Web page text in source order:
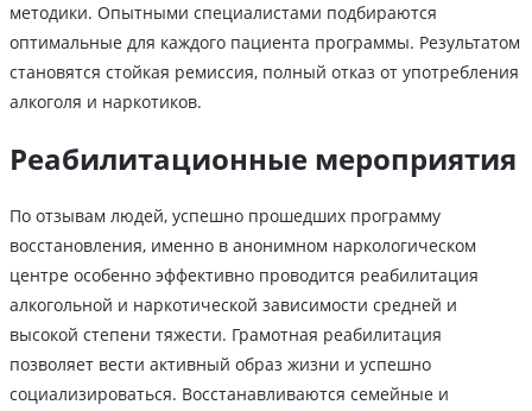
методики. Опытными специалистами подбираются
оптимальные для каждого пациента программы. Результатом
становятся стойкая ремиссия, полный отказ от употребления
алкоголя и наркотиков.
Реабилитационные мероприятия
По отзывам людей, успешно прошедших программу
восстановления, именно в анонимном наркологическом
центре особенно эффективно проводится реабилитация
алкогольной и наркотической зависимости средней и
высокой степени тяжести. Грамотная реабилитация
позволяет вести активный образ жизни и успешно
социализироваться. Восстанавливаются семейные и